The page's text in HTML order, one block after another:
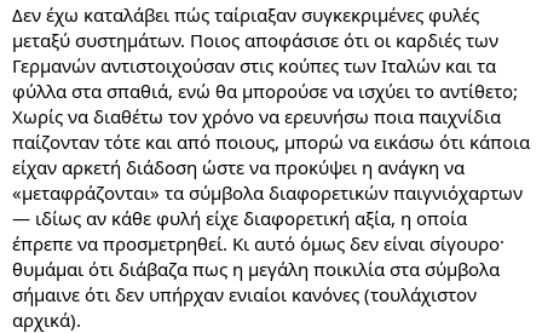
Δεν έχω καταλάβει πώς ταίριαξαν συγκεκριμένες φυλές
μεταξύ συστημάτων. Ποιος αποφάσισε ότι οι καρδιές των
Γερμανών αντιστοιχούσαν στις κούπες των Ιταλών και τα
φύλλα στα σπαθιά, ενώ θα μπορούσε να ισχύει το αντίθετο;
Χωρίς να διαθέτω τον χρόνο να ερευνήσω ποια παιχνίδια
παίζονταν τότε και από ποιους, μπορώ να εικάσω ότι κάποια
είχαν αρκετή διάδοση ώστε να προκύψει η ανάγκη να
«μεταφράζονται» τα σύμβολα διαφορετικών παιγνιόχαρτων
— ιδίως αν κάθε φυλή είχε διαφορετική αξία, η οποία
έπρεπε να προσμετρηθεί. Κι αυτό όμως δεν είναι σίγουρο·
θυμάμαι ότι διάβαζα πως η μεγάλη ποικιλία στα σύμβολα
σήμαινε ότι δεν υπήρχαν ενιαίοι κανόνες (τουλάχιστον
αρχικά).